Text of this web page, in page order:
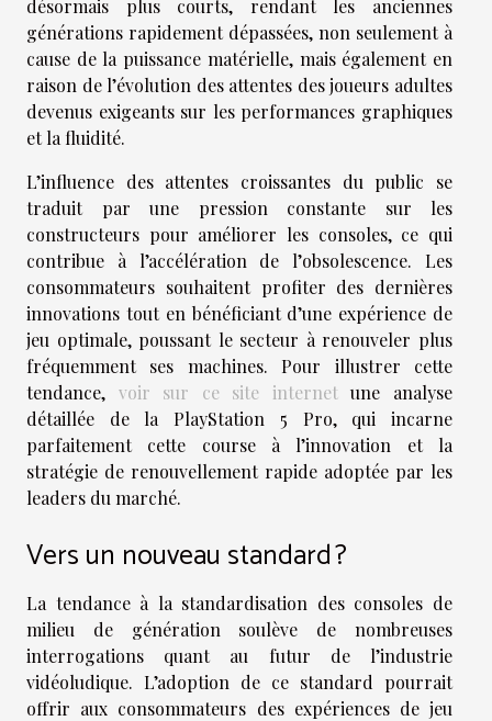
désormais plus courts, rendant les anciennes
générations rapidement dépassées, non seulement à
cause de la puissance matérielle, mais également en
raison de l’évolution des attentes des joueurs adultes
devenus exigeants sur les performances graphiques
et la fluidité.
L’influence des attentes croissantes du public se
traduit par une pression constante sur les
constructeurs pour améliorer les consoles, ce qui
contribue à l’accélération de l’obsolescence. Les
consommateurs souhaitent profiter des dernières
innovations tout en bénéficiant d’une expérience de
jeu optimale, poussant le secteur à renouveler plus
fréquemment ses machines. Pour illustrer cette
tendance, voir sur ce site internetune analyse
détaillée de la PlayStation 5 Pro, qui incarne
parfaitement cette course à l’innovation et la
stratégie de renouvellement rapide adoptée par les
leaders du marché.
Vers un nouveau standard ?
La tendance à la standardisation des consoles de
milieu de génération soulève de nombreuses
interrogations quant au futur de l’industrie
vidéoludique. L’adoption de ce standard pourrait
offrir aux consommateurs des expériences de jeu